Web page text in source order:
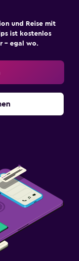
und Reise mit
ist kostenlos
– egal wo.